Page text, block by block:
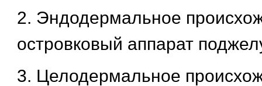
2. Эндодермальное
островковый аппарат
3. Целодермальное